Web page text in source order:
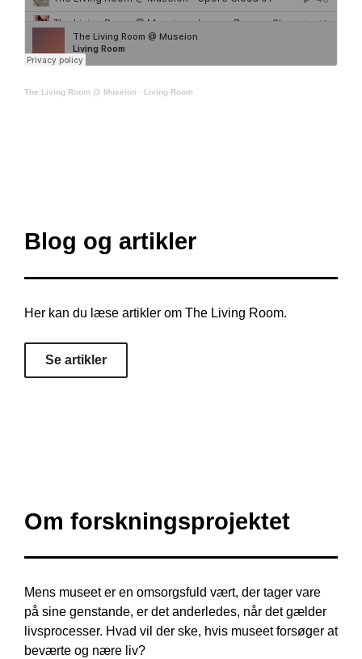
The Living Room @ Museion · Living Room
Blog og artikler
Her kan du læse artikler om The Living Room.
Se artikler
Om forskningsprojektet
Mens museet er en omsorgsfuld vært, der tager vare
på sine genstande, er det anderledes, når det gælder
livsprocesser. Hvad vil der ske, hvis museet forsøger at
beværte og nære liv?